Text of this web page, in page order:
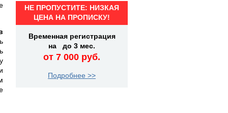
НЕ ПРОПУСТИТЕ: НИЗКАЯ
ЦЕНА НА ПРОПИСКУ!
Временная регистрация
на до 3 мес.
от 7 000 руб.
Подробнее >>